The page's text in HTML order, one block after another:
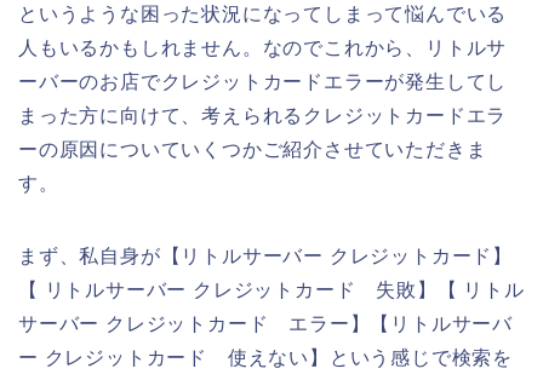
というような困った状況になってしまって悩んでいる
人もいるかもしれません。なのでこれから、リトルサ
ーバーのお店でクレジットカードエラーが発生してし
まった方に向けて、考えられるクレジットカードエラ
ーの原因についていくつかご紹介させていただきま
す。
まず、私自身が【リトルサーバー クレジットカード】
【 リトルサーバー クレジットカード 失敗】【 リトル
サーバー クレジットカード エラー】【リトルサーバ
ー クレジットカード 使えない】という感じで検索を